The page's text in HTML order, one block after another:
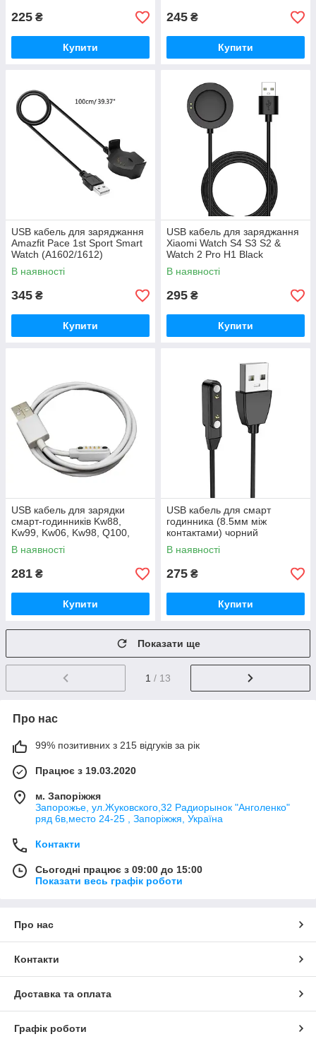
225 ₴
Купити
245 ₴
Купити
USB кабель для заряджання
Amazfit Pace 1st Sport Smart
Watch (A1602/1612)
В наявності
345 ₴
Купити
USB кабель для заряджання
Xiaomi Watch S4 S3 S2 &
Watch 2 Pro H1 Black
В наявності
295 ₴
Купити
USB кабель для зарядки
смарт-годинників Kw88,
Kw99, Kw06, Kw98, Q100,
Q750, Kw18, Y3, H1, H2
В наявності
281 ₴
Купити
USB кабель для смарт
годинника (8.5мм між
контактами) чорний
В наявності
275 ₴
Купити
Показати ще
1 / 13
Про нас
99% позитивних з 215 відгуків за рік
Працює з 19.03.2020
м. Запоріжжя
Запорожье, ул.Жуковского,32 Радиорынок "Анголенко"
ряд 6в,место 24-25 , Запоріжжя, Україна
Контакти
Сьогодні працює з 09:00 до 15:00
Показати весь графік роботи
Про нас
Контакти
Доставка та оплата
Графік роботи